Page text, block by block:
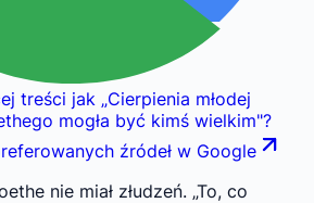
treści jak „Cierpienia młodej
mogła być kimś wielkim"?
źródeł w Google
nie miał złudzeń. „To, co